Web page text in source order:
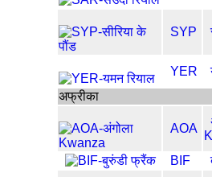
SYP
YER
अफ्रीका
AOA
BIF